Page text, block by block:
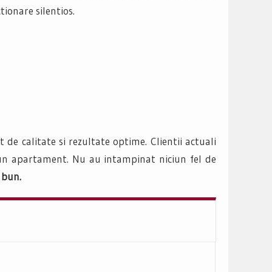
silentios.
de calitate si rezultate optime. Clientii actuali
apartament. Nu au intampinat niciun fel de